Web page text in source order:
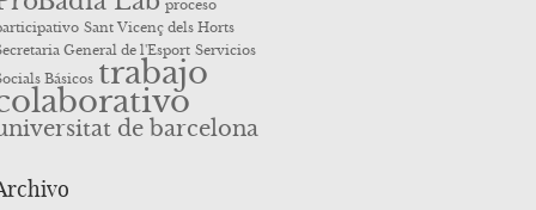
proceso
Sant Vicenç dels Horts
General de l'Esport Servicios
Básicos trabajo
de barcelona